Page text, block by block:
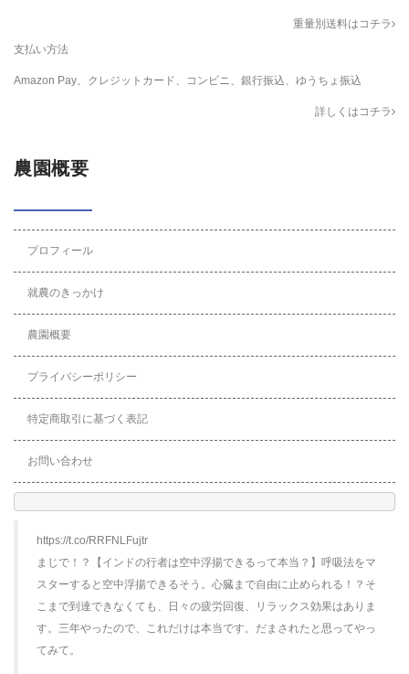
重量別送料はコチラ
支払い方法
Amazon Pay、クレジットカード、コンビニ、銀行振込、ゆうちょ振込
詳しくはコチラ
農園概要
プロフィール
就農のきっかけ
農園概要
プライバシーポリシー
特定商取引に基づく表記
お問い合わせ
https://t.co/RRFNLFujtr
まじで！？【インドの行者は空中浮揚できるって本当？】呼吸法をマ
スターすると空中浮揚できるそう。心臓まで自由に止められる！？そ
こまで到達できなくても、日々の疲労回復、リラックス効果はありま
す。三年やったので、これだけは本当です。だまされたと思ってやっ
てみて。